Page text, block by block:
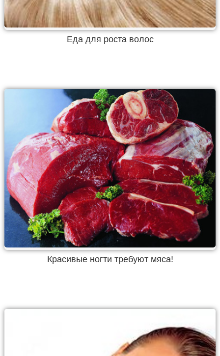
Еда для роста волос
Красивые ногти требуют мяса!